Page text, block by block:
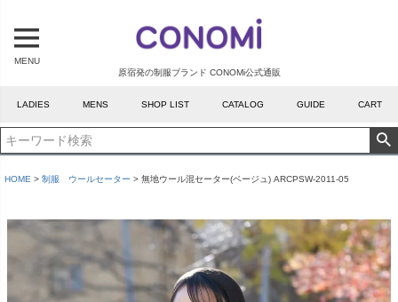
原宿発の制服ブランド CONOMi公式通販
MENU
LADIES MENS SHOP LIST CATALOG GUIDE CART
HOME 制服 ウールセーター 無地ウール混セーター(ベージュ) ARCPSW-2011-05